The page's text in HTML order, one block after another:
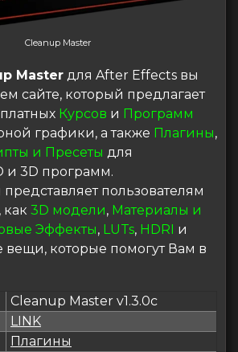
Cleanup Master
Master для After Effects вы
сайте, который предлагает
Курсов и Программ
графики, а также Плагины,
и Пресеты для
и 3D программ.
пользователям
как 3D модели, Материалы и
Эффекты, LUTs, HDRI и
вещи, которые помогут Вам в
Cleanup Master v1.3.0c
LINK
Плагины